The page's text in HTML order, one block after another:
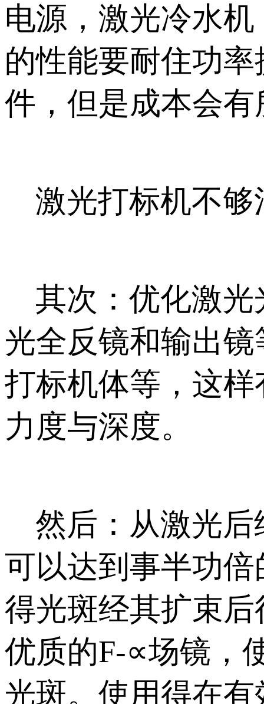
电源，激光冷水
的性能要耐住功
件，但是成本会
激光打标机不够
其次：优化激光
光全反镜和输出
打标机体等，这
力度与深度。
然后：从激光后
可以达到事半功
得光斑经其扩束
优质的F-∝场镜，
光斑。使用得在